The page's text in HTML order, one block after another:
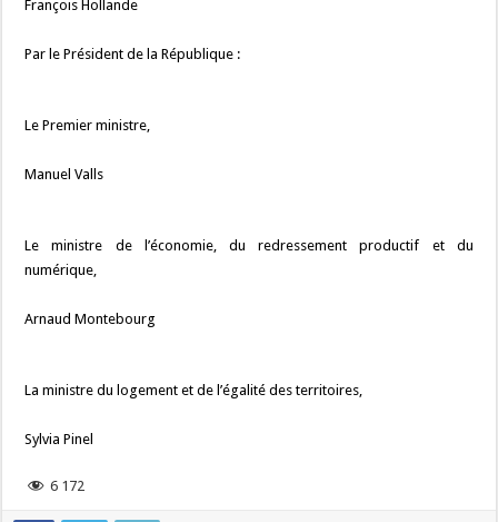
François Hollande
Par le Président de la République :
Le Premier ministre,
Manuel Valls
Le ministre de l’économie, du redressement productif et du
numérique,
Arnaud Montebourg
La ministre du logement et de l’égalité des territoires,
Sylvia Pinel
6 172